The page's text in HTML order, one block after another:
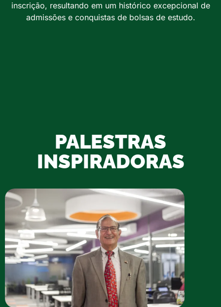
inscrição, resultando em um histórico excepcional de
admissões e conquistas de bolsas de estudo.
PALESTRAS
INSPIRADORAS